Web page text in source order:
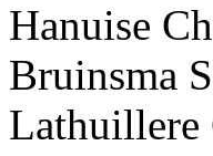
Hanuise
Bruinsma
Lathuillere